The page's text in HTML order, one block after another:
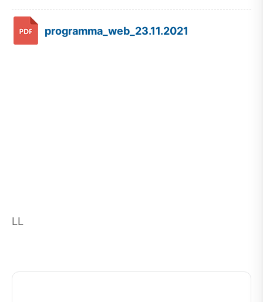
programma_web_23.11.2021
LL